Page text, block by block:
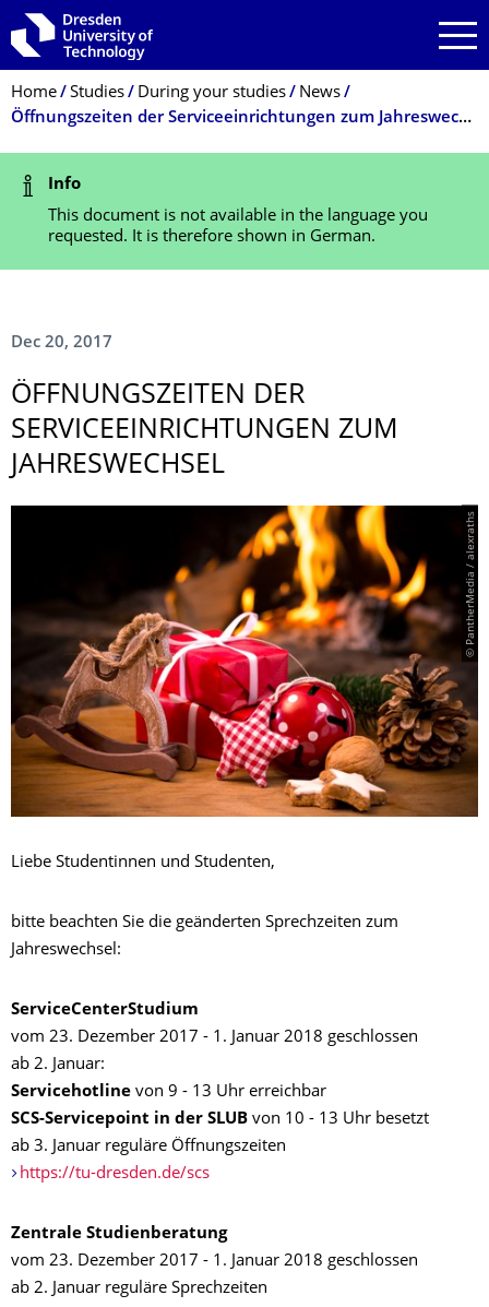
Skip to main navigation
Skip to search
Skip to content
Breadcrumb Menu
Home Studies During your studies
News
Öffnungszeiten der Serviceeinrichtungen zum Jahreswechsel
Status Message
Info
This document is not available in the language you
requested. It is therefore shown in German.
Dec 20, 2017
ÖFFNUNGSZEITEN DER
SERVICEEINRICH­TUNGEN ZUM
JAHRESWECHSEL
© PantherMedia / alexraths
Liebe Studentinnen und Studenten,
bitte beachten Sie die geänderten Sprechzeiten zum
Jahreswechsel:
ServiceCenterStudium
vom 23. Dezember 2017 - 1. Januar 2018 geschlossen
ab 2. Januar:
Servicehotline von 9 - 13 Uhr erreichbar
SCS-Servicepoint in der SLUB von 10 - 13 Uhr besetzt
ab 3. Januar reguläre Öffnungszeiten
https://tu-dresden.de/scs
Zentrale Studienberatung
vom 23. Dezember 2017 - 1. Januar 2018 geschlossen
ab 2. Januar reguläre Sprechzeiten